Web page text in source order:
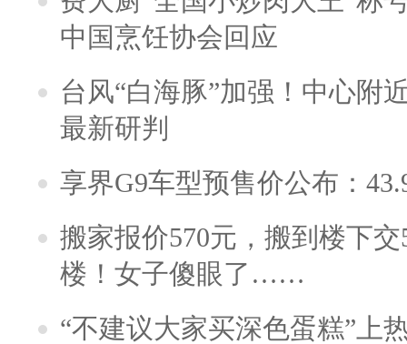
中国烹饪协会回应
台风“白海豚”加强！中心附
最新研判
享界G9车型预售价公布：
搬家报价570元，搬到楼下
楼！女子傻眼了……
“不建议大家买深色蛋糕”上